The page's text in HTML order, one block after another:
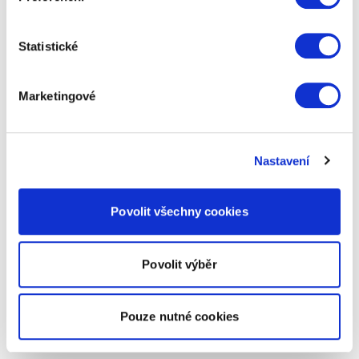
Statistické
Marketingové
Nastavení
Povolit všechny cookies
Povolit výběr
Pouze nutné cookies